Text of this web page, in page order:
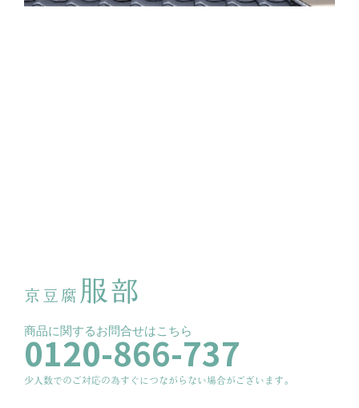
京豆腐 服部
商品に関するお問合せはこちら
0120-866-737
少人数でのご対応の為すぐにつながらない場合がございます。